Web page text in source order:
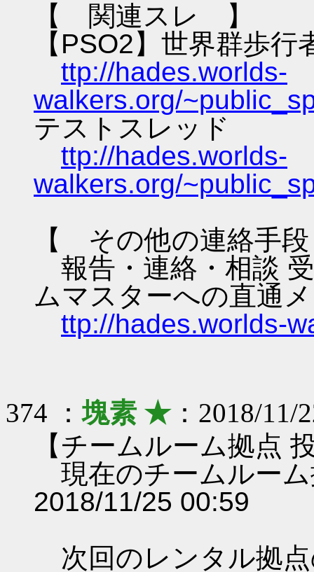
【 関連スレ 】
【PSO2】世界群歩
ttp://hades.worlds-
walkers.org/
テストスレッド
ttp://hades.worlds-
walkers.org/
【 その他の連絡手
報告・連絡・相談
ムマスターへの直通
ttp://hades.worlds-
374 ：塊素 ★：2018/11/
【チームルーム拠点
現在のチームルー
2018/11/25 00:59
次回のレンタル拠